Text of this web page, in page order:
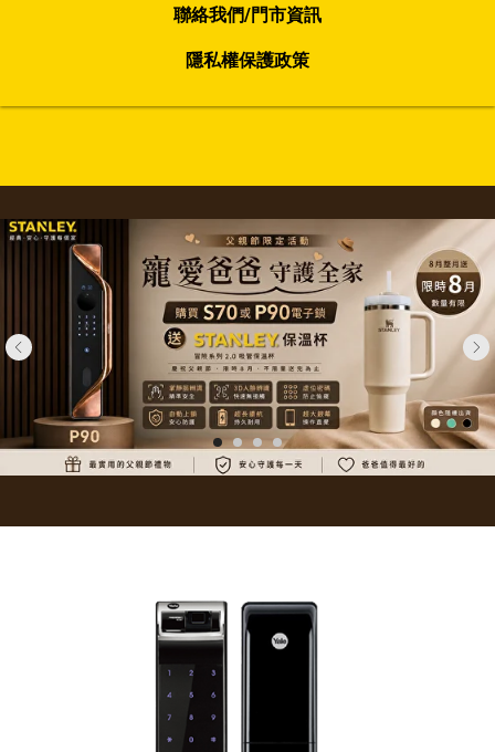
聯絡我們/門市資訊
隱私權保護政策